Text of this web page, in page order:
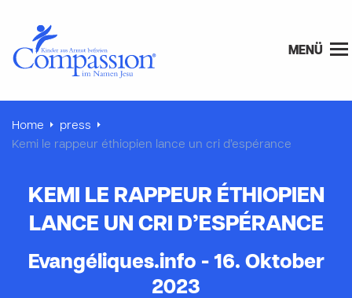
MENÜ
Home
press
Kemi le rappeur éthiopien lance un cri d’espérance
KEMI LE RAPPEUR ÉTHIOPIEN
LANCE UN CRI D’ESPÉRANCE
Evangéliques.info - 16. Oktober
2023